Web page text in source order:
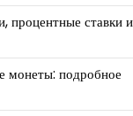
процентные ставки и
монеты: подробное